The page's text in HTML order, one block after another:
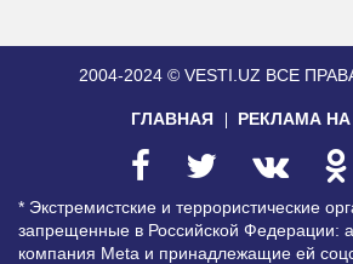
2004-2024 © VESTI.UZ ВСЕ
ГЛАВНАЯ РЕКЛАМА
* Экстремистские и террористические
запрещенные в Российской Федерации:
компания Meta и принадлежащие ей